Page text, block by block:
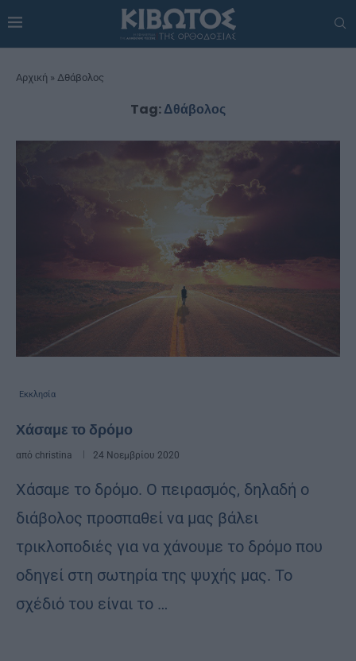
Αρχική » Δθάβολος
Tag:Δθάβολος
Εκκλησία
Χάσαμε το δρόμο
από christina 24 Νοεμβρίου 2020
Χάσαμε το δρόμο. Ο πειρασμός, δηλαδή ο
διάβολος προσπαθεί να μας βάλει
τρικλοποδιές για να χάνουμε το δρόμο που
οδηγεί στη σωτηρία της ψυχής μας. Το
σχέδιό του είναι το …